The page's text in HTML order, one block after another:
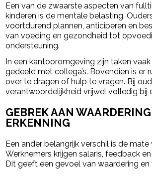
Een van de zwaarste aspecten van
kinderen is de mentale belasting.
voortdurend plannen, anticiperen en
van voeding en gezondheid tot
ondersteuning.
In een kantooromgeving zijn taken
gedeeld met collega’s. Bovendien is er
over te dragen of hulp te vragen. Bij
verantwoordelijkheid vrijwel volledig bij
GEBREK AAN WAARDERING
ERKENNING
Een ander belangrijk verschil is de mate
Werknemers krijgen salaris, feedback
Dit geeft een gevoel van waardering